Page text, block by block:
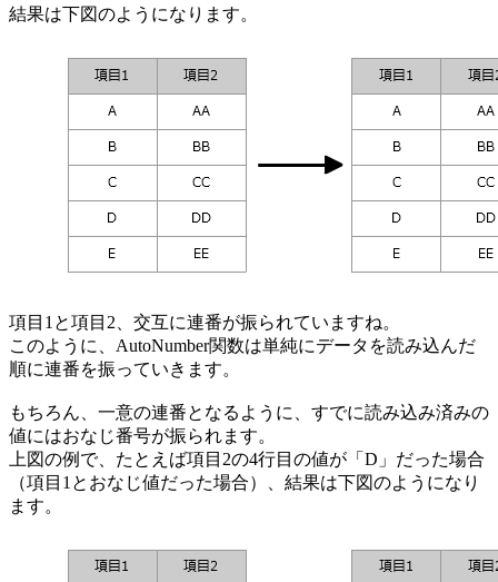
結果は下図のようになります。
項目1と項目2、交互に連番が振られていますね。
このように、AutoNumber関数は単純にデータを読み込んだ
順に連番を振っていきます。
もちろん、一意の連番となるように、すでに読み込み済みの
値にはおなじ番号が振られます。
上図の例で、たとえば項目2の4行目の値が「D」だった場合
（項目1とおなじ値だった場合）、結果は下図のようになり
ます。